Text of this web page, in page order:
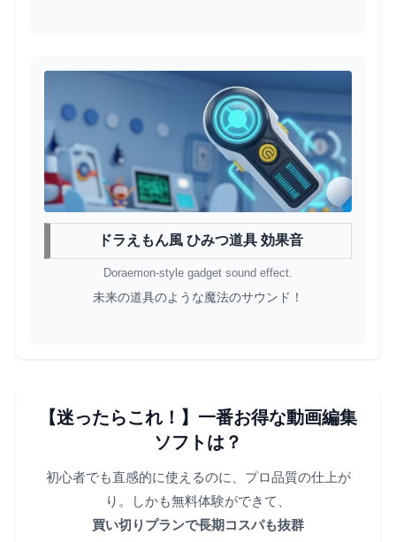
ドラえもん風 ひみつ道具 効果音
Doraemon-style gadget sound effect.
未来の道具のような魔法のサウンド！
【迷ったらこれ！】一番お得な動画編集
ソフトは？
初心者でも直感的に使えるのに、プロ品質の仕上が
り。しかも無料体験ができて、
買い切りプランで長期コスパも抜群